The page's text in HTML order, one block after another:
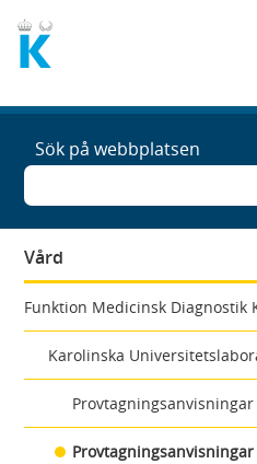
Sök på webbplatsen
Vård
Funktion Medicinsk Diagnostik
Karolinska
Provtagningsanvisningar
Provtagningsanvisningar